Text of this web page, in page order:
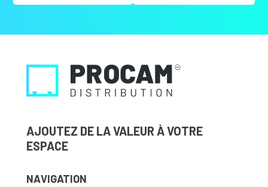
AJOUTEZ DE LA VALEUR À VOTRE
ESPACE
NAVIGATION